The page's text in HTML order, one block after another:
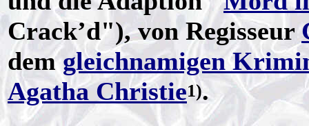
Crack’d"), von Regisseur
demgleichnamigen
Agatha Christie1).